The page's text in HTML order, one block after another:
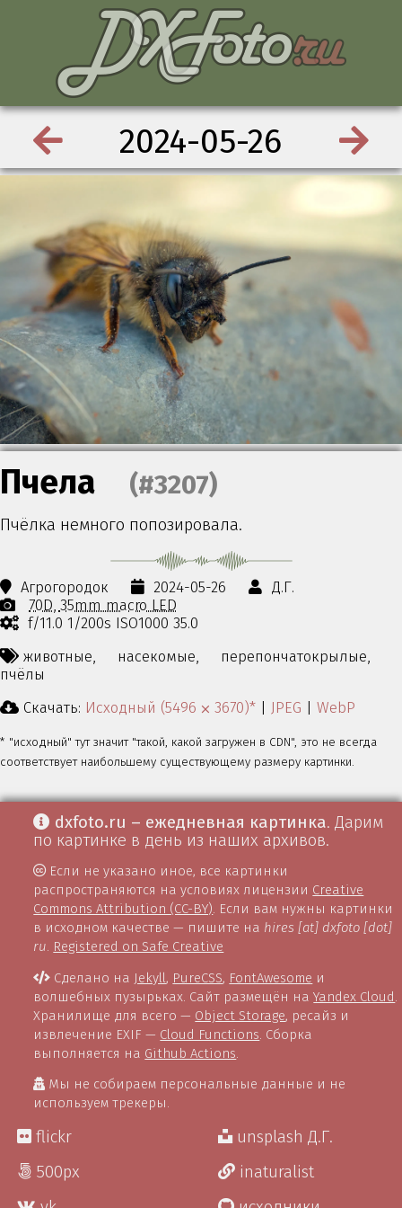
2024-05-26
Пчела (#3207)
Пчёлка немного попозировала.
Агрогородок 2024-05-26
Д.Г.
70D 35mm macro LED
f/11.0 1/200s ISO1000 35.0
животные,
насекомые,
перепончатокрылые,
пчёлы
Скачать: Исходный (5496 ⨉ 3670)* | JPEG | WebP
* "исходный" тут значит "такой, какой загружен в CDN", это не всегда
соответствует наибольшему существующему размеру картинки.
dxfoto.ru – ежедневная картинка. Дарим
по картинке в день из наших архивов.
Если не указано иное, все картинки
распространяются на условиях лицензии Creative
Commons Attribution (CC-BY). Если вам нужны картинки
в исходном качестве — пишите на hires [at] dxfoto [dot]
ru. Registered on Safe Creative
Сделано на Jekyll, PureCSS, FontAwesome и
волшебных пузырьках. Сайт размещён наYandex Cloud
Хранилище для всего — Object Storage, ресайз и
извлечение EXIF — Cloud Functions . Сборка
выполняется на Github Actions
Мы не собираем персональные данные и не
используем трекеры.
flickr
500px
unsplash Д.Г.
inaturalist